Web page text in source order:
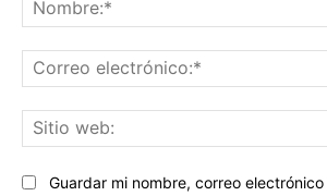
Guardar mi nombre, correo